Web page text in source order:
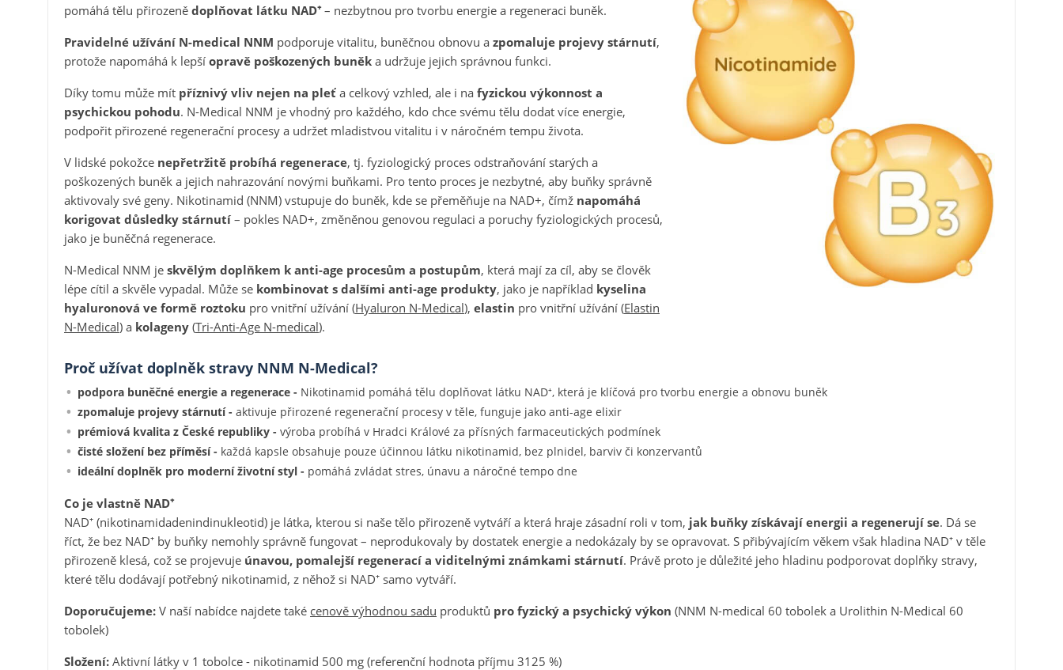
pomáhá tělu přirozeně doplňovat látku NAD⁺– nezbytnou pro tvorbu energie a regeneraci buněk.
Pravidelné užívání N-medical NNM podporuje vitalitu, buněčnou obnovu a zpomaluje projevy stárnutí,
protože napomáhá k lepší opravě poškozených buněk a udržuje jejich správnou funkci.
Díky tomu může mít příznivý vliv nejen na pleť a celkový vzhled, ale i na fyzickou výkonnost a
psychickou pohodu. N-Medical NNM je vhodný pro každého, kdo chce svému tělu dodat více energie,
podpořit přirozené regenerační procesy a udržet mladistvou vitalitu i v náročném tempu života.
V lidské pokožce nepřetržitě probíhá regenerace, tj. fyziologický proces odstraňování starých a
poškozených buněk a jejich nahrazování novými buňkami. Pro tento proces je nezbytné, aby buňky správně
aktivovaly své geny. Nikotinamid (NNM) vstupuje do buněk, kde se přeměňuje na NAD+, čímž napomáhá
korigovat důsledky stárnutí – pokles NAD+, změněnou genovou regulaci a poruchy fyziologických procesů,
jako je buněčná regenerace.
N-Medical NNM je skvělým doplňkem k anti-age procesům a postupům, která mají za cíl, aby se člověk
lépe cítil a skvěle vypadal. Může se kombinovat s dalšími anti-age produkty, jako je například kyselina
hyaluronová ve formě roztoku pro vnitřní užívání (Hyaluron N-Medical), elastin pro vnitřní užívání (Elastin
N-Medical) a kolageny (Tri-Anti-Age N-medical).
Proč užívat doplněk stravy NNM N-Medical?
podpora buněčné energie a regenerace - Nikotinamid pomáhá tělu doplňovat látku NAD⁺, která je klíčová pro tvorbu energie a obnovu buněk
zpomaluje projevy stárnutí - aktivuje přirozené regenerační procesy v těle, funguje jako anti-age elixir
prémiová kvalita z České republiky - výroba probíhá v Hradci Králové za přísných farmaceutických podmínek
čisté složení bez příměsí - každá kapsle obsahuje pouze účinnou látku nikotinamid, bez plnidel, barviv či konzervantů
ideální doplněk pro moderní životní styl - pomáhá zvládat stres, únavu a náročné tempo dne
Co je vlastně NAD⁺
NAD⁺ (nikotinamidadenindinukleotid) je látka, kterou si naše tělo přirozeně vytváří a která hraje zásadní roli v tom, jak buňky získávají energii a regenerují se. Dá se
říct, že bez NAD⁺ by buňky nemohly správně fungovat – neprodukovaly by dostatek energie a nedokázaly by se opravovat. S přibývajícím věkem však hladina NAD⁺ v těle
přirozeně klesá, což se projevuje únavou, pomalejší regenerací a viditelnými známkami stárnutí. Právě proto je důležité jeho hladinu podporovat doplňky stravy,
které tělu dodávají potřebný nikotinamid, z něhož si NAD⁺ samo vytváří.
Doporučujeme: V naší nabídce najdete také cenově výhodnou sadu produktů pro fyzický a psychický výkon (NNM N-medical 60 tobolek a Urolithin N-Medical 60
tobolek)
Složení: Aktivní látky v 1 tobolce - nikotinamid 500 mg (referenční hodnota příjmu 3125 %)
Vytvořit seznam oblíbených produktů
Přihlásit se